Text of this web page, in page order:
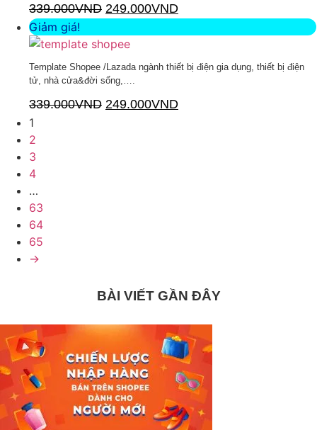
339.000VND 249.000VND
Giảm giá!
Template Shopee /Lazada ngành thiết bị điện gia dụng, thiết bị điện
tử, nhà cửa&đời sống,….
339.000VND 249.000VND
1
2
3
4
…
63
64
65
→
BÀI VIẾT GẦN ĐÂY